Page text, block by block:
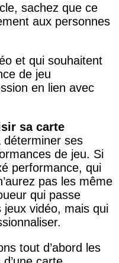
sachez que ce
aux personnes
et qui souhaitent
de jeu
en lien avec
sa carte
déterminer ses
de jeu. Si
performance, qui
pas les même
qui passe
jeux vidéo, mais qui
tout d’abord les